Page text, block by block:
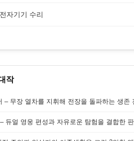
자기기 수리
작
– 무장 열차를 지휘해 전장을 돌파하는 생존
듀얼 영웅 편성과 자유로운 탐험을 결합한